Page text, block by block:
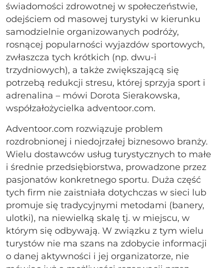
świadomości zdrowotnej w społeczeństwie,
odejściem od masowej turystyki w kierunku
samodzielnie organizowanych podróży,
rosnącej popularności wyjazdów sportowych,
zwłaszcza tych krótkich (np. dwu-i
trzydniowych), a także zwiększającą się
potrzebą redukcji stresu, której sprzyja sport i
adrenalina – mówi Dorota Sierakowska,
współzałożycielka adventoor.com.
Adventoor.com rozwiązuje problem
rozdrobnionej i niedojrzałej biznesowo branży.
Wielu dostawców usług turystycznych to małe
i średnie przedsiębiorstwa, prowadzone przez
pasjonatów konkretnego sportu. Duża część
tych firm nie zaistniała dotychczas w sieci lub
promuje się tradycyjnymi metodami (banery,
ulotki), na niewielką skalę tj. w miejscu, w
którym się odbywają. W związku z tym wielu
turystów nie ma szans na zdobycie informacji
o danej aktywności i jej organizatorze, nie